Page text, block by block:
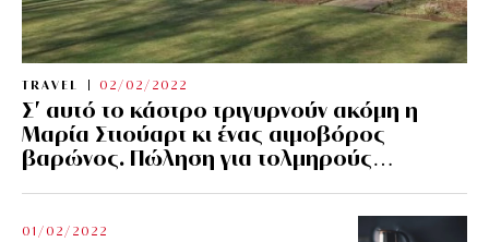
TRAVEL 02/02/2022
Σ’ αυτό το κάστρο τριγυρνούν ακόμη η
Μαρία Στιούαρτ κι ένας αιμοβόρος
βαρώνος. Πώληση για τολμηρούς…
01/02/2022